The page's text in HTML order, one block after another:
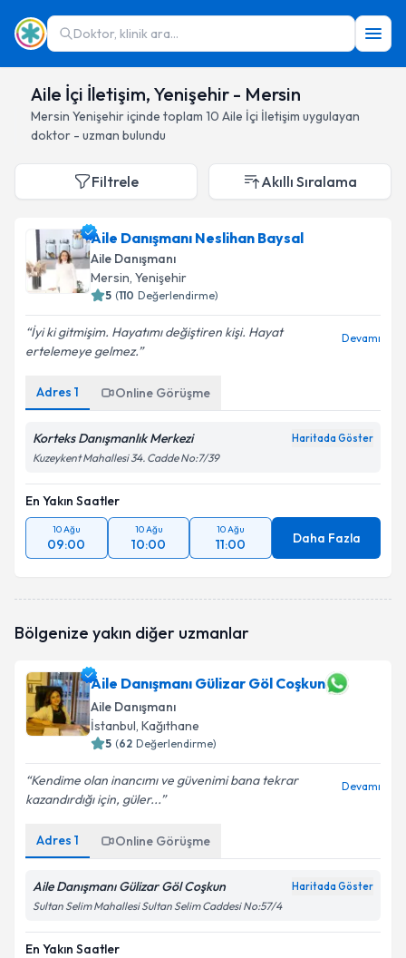
Doktor, klinik ara...
Aile İçi İletişim, Yenişehir - Mersin
Mersin Yenişehiriçinde toplam 10 Aile İçi İletişim uygulayan
doktor - uzman bulundu
Filtrele Akıllı Sıralama
Aile Danışmanı Neslihan Baysal
Aile Danışmanı
Mersin, Yenişehir
5 (110 Değerlendirme)
İyi ki gitmişim. Hayatımı değiştiren kişi. Hayat
ertelemeye gelmez.
Devamı
Adres 1 Online Görüşme
Korteks Danışmanlık Merkezi Haritada Göster
Kuzeykent Mahallesi 34. Cadde No:7/39
En Yakın Saatler
10 Ağu
09:00
10 Ağu
10:00
10 Ağu
11:00 Daha Fazla
Bölgenize yakın diğer uzmanlar
Aile Danışmanı Gülizar Göl Coşkun
Aile Danışmanı
İstanbul, Kağıthane
5 (62 Değerlendirme)
Kendime olan inancımı ve güvenimi bana tekrar
kazandırdığı için, güler...
Devamı
Adres 1 Online Görüşme
Aile Danışmanı Gülizar Göl Coşkun Haritada Göster
Sultan Selim Mahallesi Sultan Selim Caddesi No:57/4
En Yakın Saatler